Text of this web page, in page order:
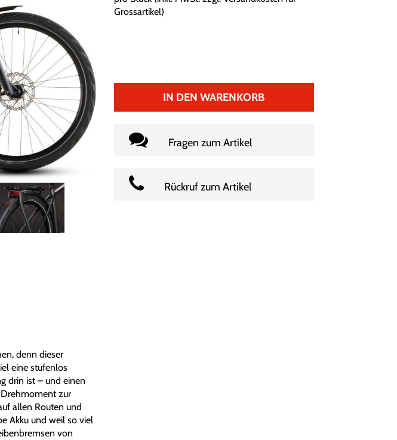
denn dieser
eine stufenlos
drin ist – und einen
zur
allen Routen und
Akku und weil so viel
von
Grossartikel)
IN DEN WARENKORB
Fragen zum Artikel
Rückruf zum Artikel